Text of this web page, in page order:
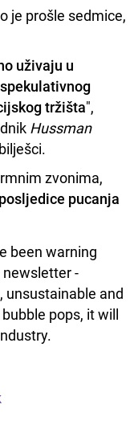
je prošle sedmice,
uživaju u
tržišta",
Hussman
zvonima,
posljedice pucanja
been warning
-
unsustainable and
pops, it will